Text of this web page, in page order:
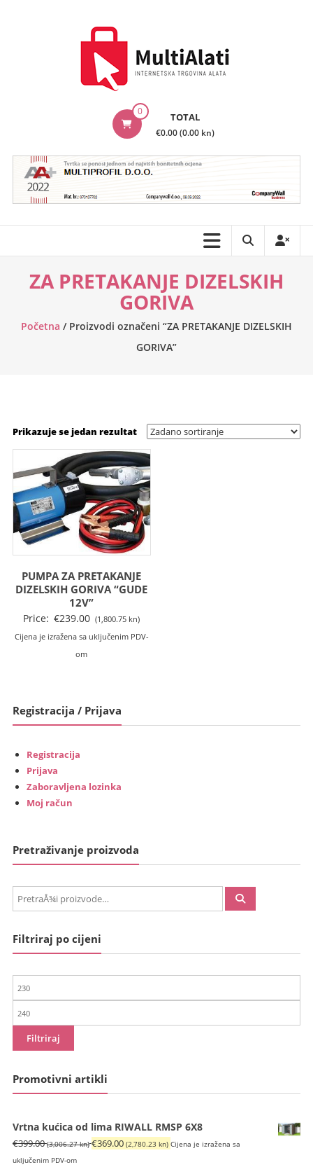
Internetska
trgovina
alata
0 TOTAL
€0.00 (0.00 kn)
ZA PRETAKANJE DIZELSKIH
GORIVA
Početna / Proizvodi označeni “ZA PRETAKANJE DIZELSKIH
GORIVA”
Prikazuje se jedan rezultat
PUMPA ZA PRETAKANJE
DIZELSKIH GORIVA “GUDE
12V”
Price: €239.00 (1,800.75 kn)
Cijena je izražena sa uključenim PDV-
om
Registracija / Prijava
Registracija
Prijava
Zaboravljena lozinka
Moj račun
Pretraživanje proizvoda
PretraÅ¾i:
Filtriraj po cijeni
Min
cijena
Maks
cijena
Filtriraj
Promotivni artikli
Vrtna kućica od lima RIWALL RMSP 6X8
€399.00 (3,006.27 kn)Izvorna
€369.00 (2,780.23 kn) Trenutna
Cijena je izražena sa
uključenim PDV-om